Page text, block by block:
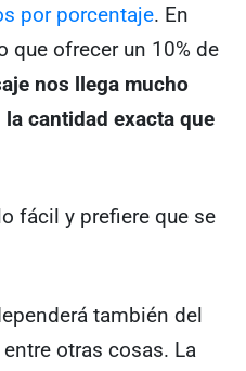
por porcentaje. En
que ofrecer un 10% de
nos llega mucho
cantidad exacta que
fácil y prefiere que se
también del
otras cosas. La